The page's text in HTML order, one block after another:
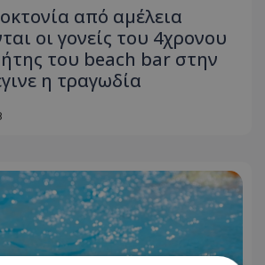
από αμέλεια
οι γονείς του 4χρονου
του beach bar στην
η τραγωδία